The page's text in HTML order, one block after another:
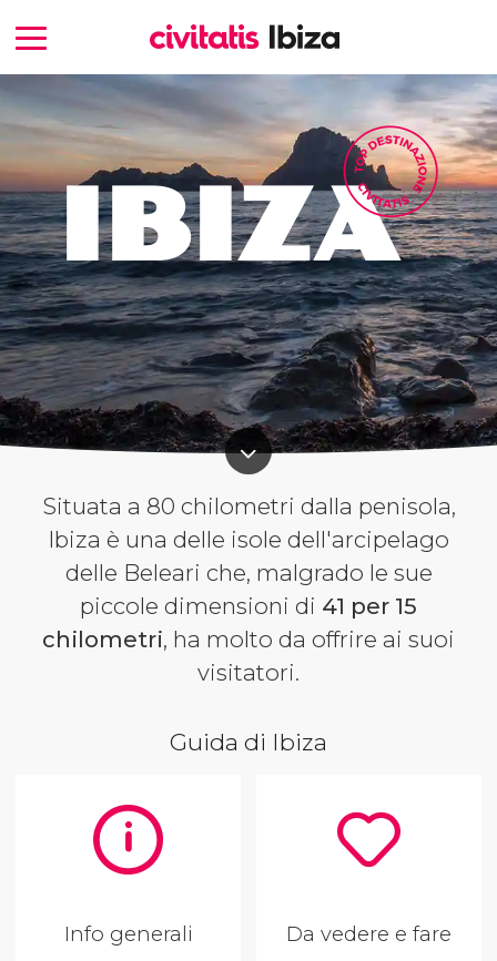
IBIZA
Situata a 80 chilometri dalla penisola,
Ibiza è una delle isole dell'arcipelago
delle Beleari che, malgrado le sue
piccole dimensioni di 41 per 15
chilometri, ha molto da offrire ai suoi
visitatori.
Guida di Ibiza
Info generali Da vedere e fare